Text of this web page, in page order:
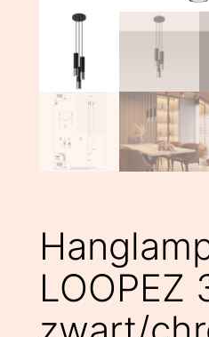
LOOPEZ